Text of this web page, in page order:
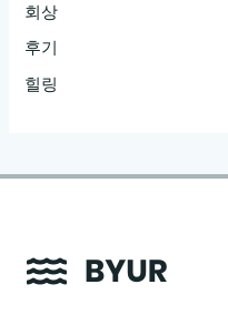
회상
후기
힐링